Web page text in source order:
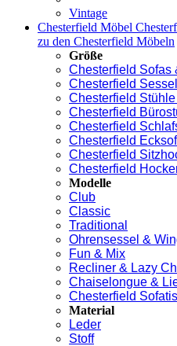
Vintage
Chesterfield Möbel
zu den Chesterfield Möbeln
Größe
Chesterfield Sofas
Chesterfield Sessel
Chesterfield
Chesterfield
Chesterfield
Chesterfield
Chesterfield
Chesterfield
Modelle
Club
Classic
Traditional
Ohrensessel &
Fun & Mix
Recliner & Lazy
Chaiselongue &
Chesterfield
Material
Leder
Stoff